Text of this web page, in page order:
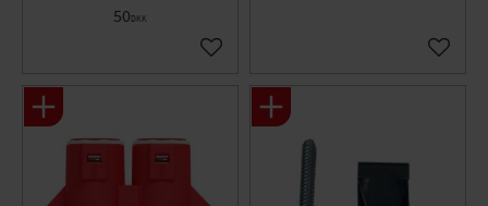
50DKK
Gem som favorit Gem